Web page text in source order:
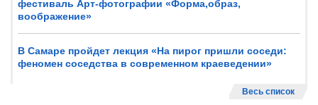
фестиваль Арт-фотографии «Форма,образ,
воображение»
В Самаре пройдет лекция «На пирог пришли соседи:
феномен соседства в современном краеведении»
Весь список